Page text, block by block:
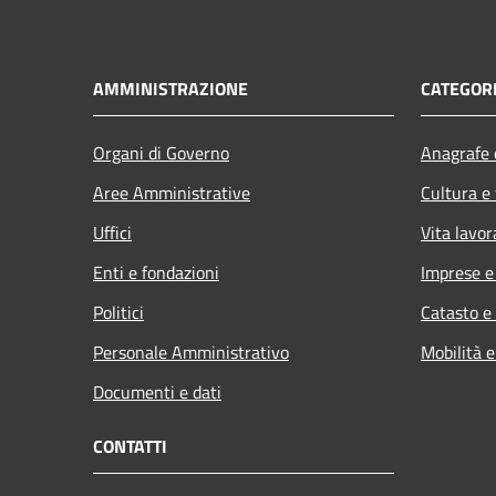
AMMINISTRAZIONE
Organi di Governo
Aree Amministrative
Uffici
Enti e fondazioni
Politici
Personale Amministrativo
Documenti e dati
Cultura
Vita
Imprese
Catasto
Mobilità
CONTATTI